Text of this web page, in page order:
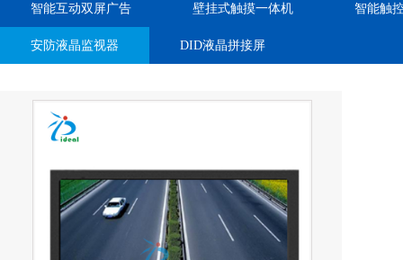
智能互动双屏广告 壁挂式触摸一体机 智能触
安防液晶监视器 DID液晶拼接屏